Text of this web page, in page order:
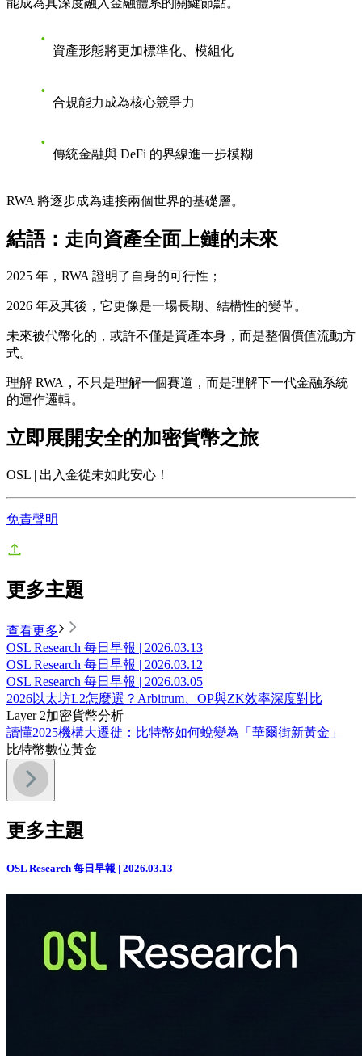
能成為其深度融入金融體系的關鍵節點。
資產形態將更加標準化、模組化
合規能力成為核心競爭力
傳統金融與 DeFi 的界線進一步模糊
RWA 將逐步成為連接兩個世界的基礎層。
結語：走向資產全面上鏈的未來
2025 年，RWA 證明了自身的可行性；
2026 年及其後，它更像是一場長期、結構性的變革。
未來被代幣化的，或許不僅是資產本身，而是整個價值流動方
式。
理解 RWA，不只是理解一個賽道，而是理解下一代金融系統
的運作邏輯。
立即展開安全的加密貨幣之旅
OSL | 出入金從未如此安心！
免責聲明
更多主題
查看更多
OSL Research 每日早報 | 2026.03.13
OSL Research 每日早報 | 2026.03.12
OSL Research 每日早報 | 2026.03.05
2026以太坊L2怎麼選？Arbitrum、OP與ZK效率深度對比
Layer 2加密貨幣分析
讀懂2025機構大遷徙：比特幣如何蛻變為「華爾街新黃金」
比特幣數位黃金
更多主題
OSL Research 每日早報 | 2026.03.13